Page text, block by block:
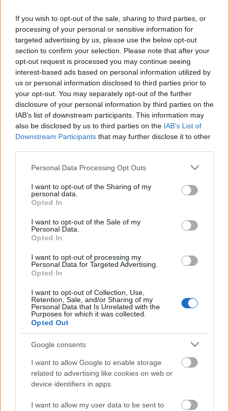
If you wish to opt-out of the sale, sharing to third parties, or
processing of your personal or sensitive information for
targeted advertising by us, please use the below opt-out
section to confirm your selection. Please note that after your
opt-out request is processed you may continue seeing
interest-based ads based on personal information utilized by
us or personal information disclosed to third parties prior to
your opt-out. You may separately opt-out of the further
disclosure of your personal information by third parties on the
IAB’s list of downstream participants. This information may
also be disclosed by us to third parties on the IAB’s List of
Downstream Participants that may further disclose it to other
Please note that this website/app uses one or more Google
not limited to your visit or usage behaviour. You may click to
grant or deny consent to Google and its third-party tags to
use your data for below specified purposes in below Google
consent section.
Personal Data Processing Opt Outs
I want to opt-out of the Sharing of my
personal data.
Opted In
I want to opt-out of the Sale of my
Personal Data.
Opted In
I want to opt-out of processing my
Personal Data for Targeted Advertising.
Opted In
I want to opt-out of Collection, Use,
Retention, Sale, and/or Sharing of my
Personal Data that Is Unrelated with the
Purposes for which it was collected.
Opted Out
Google consents
I want to allow Google to enable storage
related to advertising like cookies on web or
device identifiers in apps.
I want to allow my user data to be sent to
Kommentek
A hozzászólások avonatkozó jogszabályokértelmében felhasználói
tartalomnak minősülnek, értük a szolgáltatás technikaiüzemeltetője
semmilyen felelősséget nem vállal, azokat nem ellenőrzi. Kifogás esetén
forduljon a blog szerkesztőjéhez. Részletek a Felhasználási feltételekben
az adatvédelmi tájékoztatóban.
Ajánlott bejegyzések
Audi Q7 – a harmadik nemzedék
A 21 évvel ezelőtti bemutatása óta a Q7 a quattro teljesítmény és
a kiemelkedő hétköznapi használhatóság szinonimája. ...